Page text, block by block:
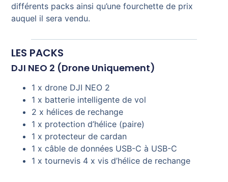
différents packs ainsi qu’une fourchette de prix
auquel il sera vendu.
LES PACKS
DJI NEO 2 (Drone Uniquement)
1 x drone DJI NEO 2
1 x batterie intelligente de vol
2 x hélices de rechange
1 x protection d’hélice (paire)
1 x protecteur de cardan
1 x câble de données USB-C à USB-C
1 x tournevis 4 x vis d’hélice de rechange